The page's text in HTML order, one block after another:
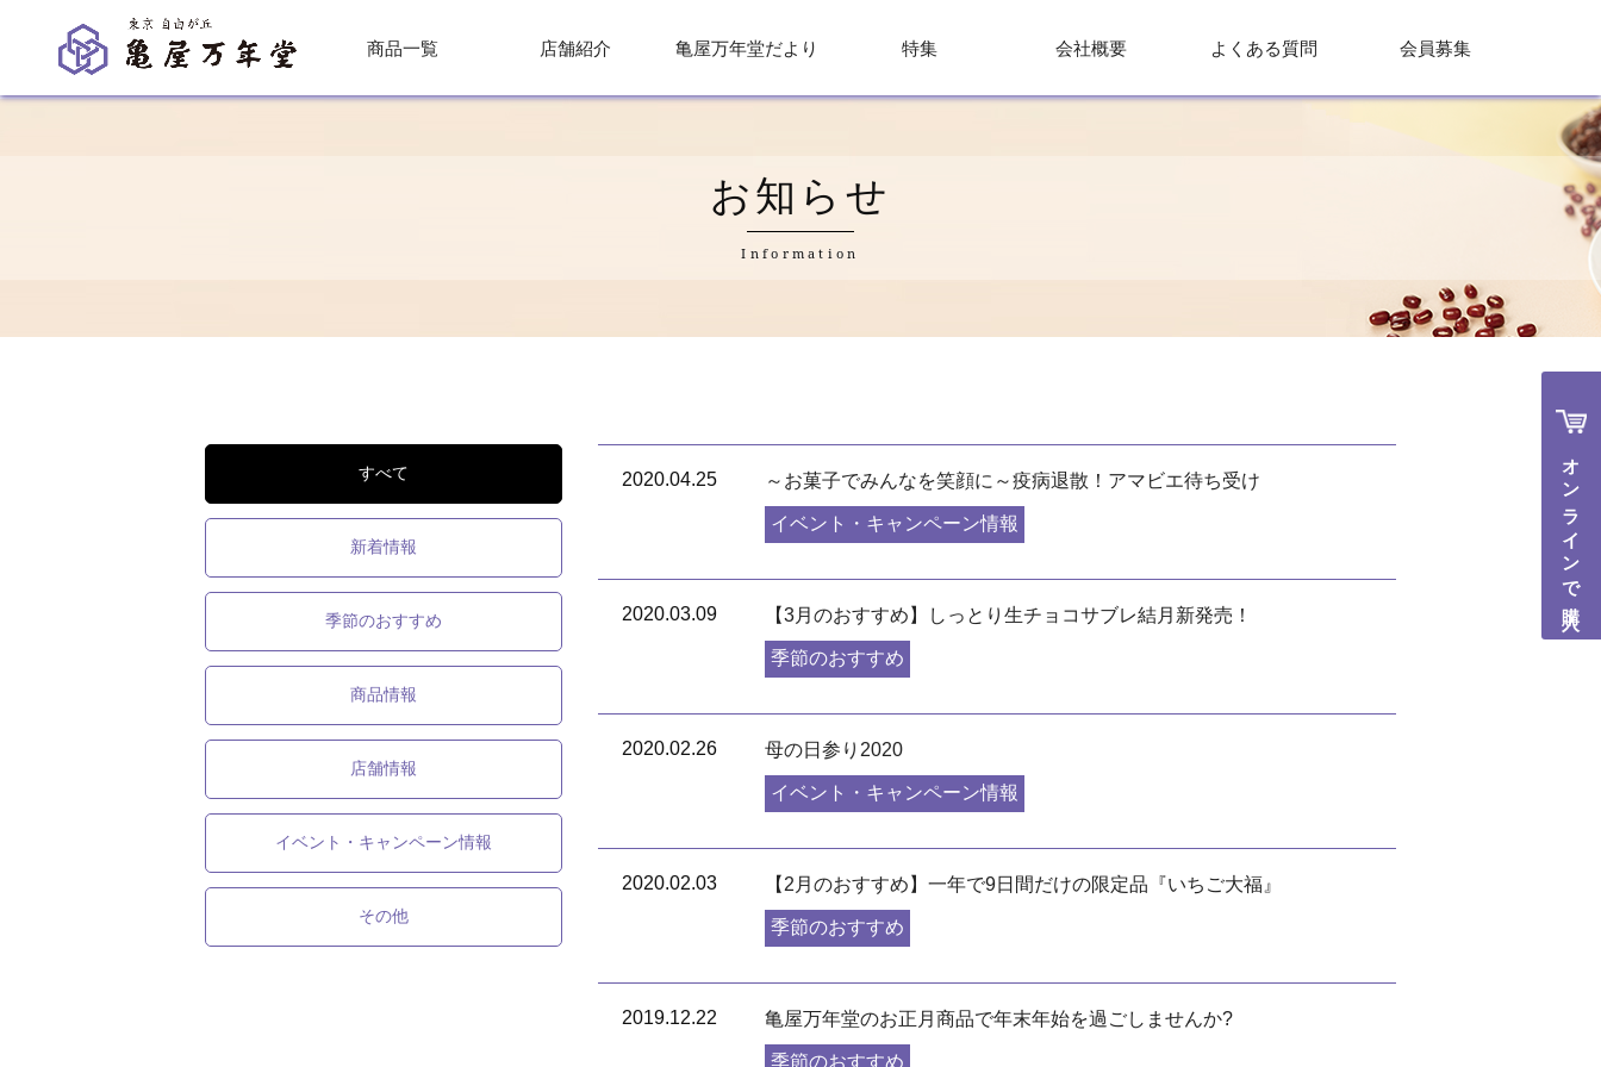
商品一覧 店舗紹介 亀屋万年堂だより 特集 会社概要 よくある質問 会員募集
お知らせ
Information
すべて
新着情報
季節のおすすめ
商品情報
店舗情報
イベント・キャンペーン情報
その他
2020.04.25 ～お菓子でみんなを笑顔に～疫病退散！アマビエ待ち受け
イベント・キャンペーン情報
2020.03.09 【3月のおすすめ】しっとり生チョコサブレ結月新発売！
季節のおすすめ
2020.02.26 母の日参り2020
イベント・キャンペーン情報
2020.02.03 【2月のおすすめ】一年で9日間だけの限定品『いちご大福』
季節のおすすめ
2019.12.22 亀屋万年堂のお正月商品で年末年始を過ごしませんか?
季節のおすすめ
オンラインで購入